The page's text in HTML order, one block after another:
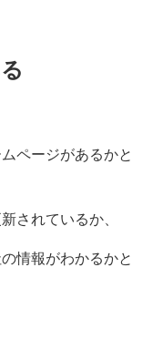
ページがあるかと
されているか、
情報がわかるかと